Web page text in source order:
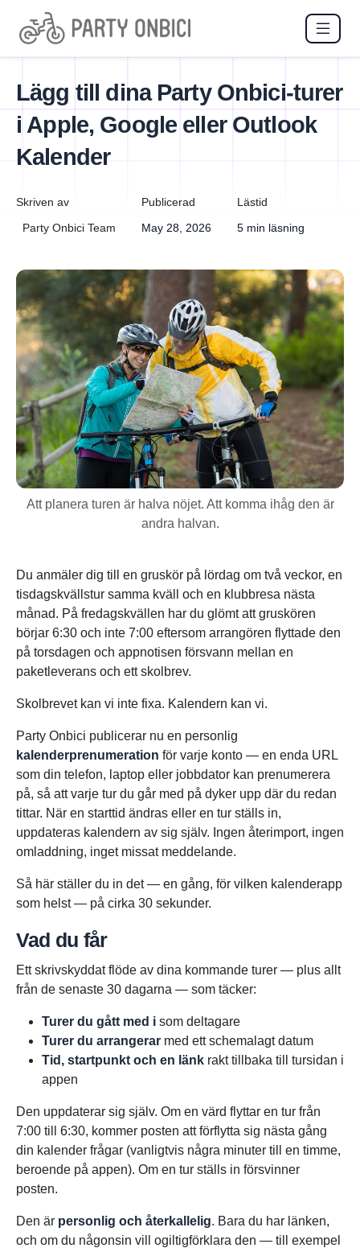
Lägg till dina Party Onbici-turer
i Apple, Google eller Outlook
Kalender
Skriven av
Party Onbici Team
Publicerad
May 28, 2026
Lästid
5 min läsning
Att planera turen är halva nöjet. Att komma ihåg den är
andra halvan.
Du anmäler dig till en gruskör på lördag om två veckor, en
tisdagskvällstur samma kväll och en klubbresa nästa
månad. På fredagskvällen har du glömt att gruskören
börjar 6:30 och inte 7:00 eftersom arrangören flyttade den
på torsdagen och appnotisen försvann mellan en
paketleverans och ett skolbrev.
Skolbrevet kan vi inte fixa. Kalendern kan vi.
Party Onbici publicerar nu en personlig
kalenderprenumeration för varje konto — en enda URL
som din telefon, laptop eller jobbdator kan prenumerera
på, så att varje tur du går med på dyker upp där du redan
tittar. När en starttid ändras eller en tur ställs in,
uppdateras kalendern av sig själv. Ingen återimport, ingen
omladdning, inget missat meddelande.
Så här ställer du in det — en gång, för vilken kalenderapp
som helst — på cirka 30 sekunder.
Vad du får
Ett skrivskyddat flöde av dina kommande turer — plus allt
från de senaste 30 dagarna — som täcker:
Turer du gått med i som deltagare
Turer du arrangerar med ett schemalagt datum
Tid, startpunkt och en länk rakt tillbaka till tursidan i
appen
Den uppdaterar sig själv. Om en värd flyttar en tur från
7:00 till 6:30, kommer posten att förflytta sig nästa gång
din kalender frågar (vanligtvis några minuter till en timme,
beroende på appen). Om en tur ställs in försvinner
posten.
Den är personlig och återkallelig. Bara du har länken,
och om du någonsin vill ogiltigförklara den — till exempel